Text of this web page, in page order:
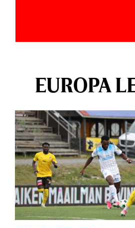
EUROPA